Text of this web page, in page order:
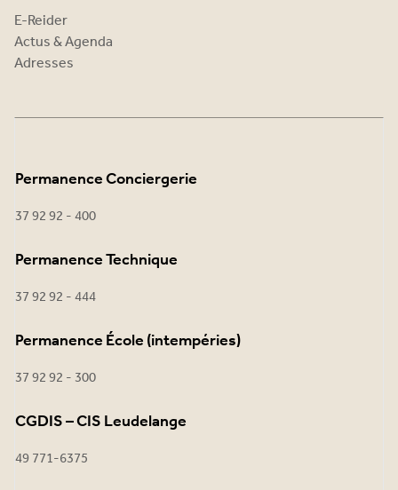
E-Reider
Actus & Agenda
Adresses
Permanence Conciergerie
37 92 92 - 400
Permanence Technique
37 92 92 - 444
Permanence École (intempéries)
37 92 92 - 300
CGDIS – CIS Leudelange
49 771-6375